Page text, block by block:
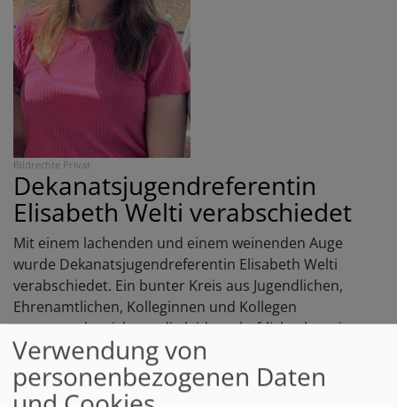
Bildrechte Privat
Dekanatsjugendreferentin
Elisabeth Welti verabschiedet
Mit einem lachenden und einem weinenden Auge
wurde Dekanatsjugendreferentin Elisabeth Welti
verabschiedet. Ein bunter Kreis aus Jugendlichen,
Ehrenamtlichen, Kolleginnen und Kollegen
versammelte sich um die leidenschaftliche, kreative
und herzliche Jugendbeauftragte, um gemeinsam mit
ihr Abschied zu feiern. Nach einem festlichen
Gottesdienst wurde bei gutem Essen und Getränken
Verwendung von
personenbezogenen Daten